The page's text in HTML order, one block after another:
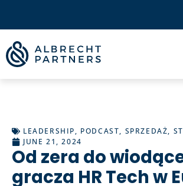
LEADERSHIP, PODCAST, SPRZEDAŻ,
JUNE 21, 2024
Od zera do
gracza HR Tech w